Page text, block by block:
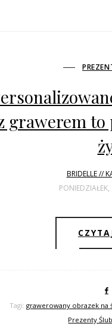
grawerem to
BRIDELLE //
Tagi: grawerowany obrazek na
Prezenty